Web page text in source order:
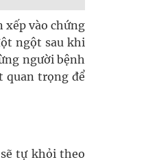
xếp vào chứng
ngột sau khi
người bệnh
quan trọng để
tự khỏi theo